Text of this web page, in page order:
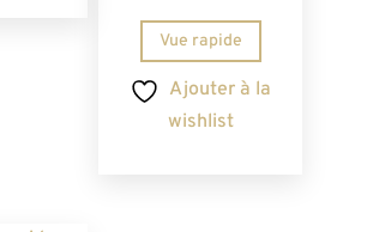
Vue rapide
Ajouter à la
wishlist